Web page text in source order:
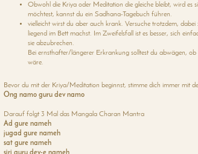
Obwohl die Kriya oder Meditation die gleiche bleibt, wird es
möchtest, kannst du ein Sadhana-Tagebuch führen.
vielleicht wirst du aber auch krank. Versuche trotzdem,
liegend im Bett machst. Im Zweifelsfall ist es besser, sich
sie abzubrechen.
Bei ernsthafter/längerer Erkrankung solltest du abwägen,
wäre.
Bevor du mit der Kriya/Meditation beginnst, stimme dich immer mit
Ong namo guru dev namo
Darauf folgt 3 Mal das Mangala Charan Mantra
Ad gure nameh
jugad gure nameh
sat gure nameh